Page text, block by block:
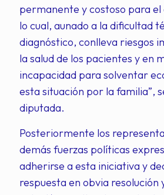
permanente y costoso para
lo cual, aunado a la dificultad
diagnóstico, conlleva riesgos
la salud de los pacientes y en
incapacidad para solventar
esta situación por la familia”,
diputada.
Posteriormente los
demás fuerzas políticas
adherirse a esta iniciativa y
respuesta en obvia resolución